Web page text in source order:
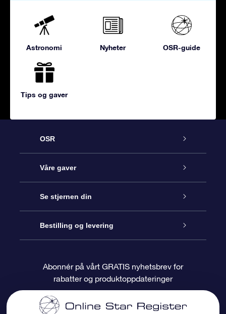
Astronomi Nyheter OSR-guide
Tips og gaver
OSR
Kundeservice
Kontakt oss
Bloggen
Anmeldelser
Våre gaver
Online Stjernegave
OSR Gavepakke
OSR-gavekortet
Bedriftsgaver
Se stjernen din
Star Register
Pesontilpasset stjerneside
One Million Stars
Bestilling og levering
Betalingsinformasjon
Fraktinformasjon
Abonnér på vårt GRATIS nyhetsbrev for
rabatter og produktoppdateringer